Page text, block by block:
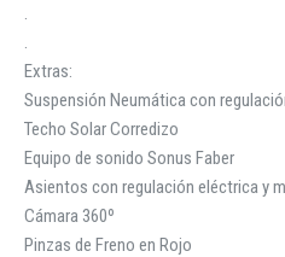
.
.
Extras:
Suspensión Neumática con
Techo Solar Corredizo
Equipo de sonido Sonus Faber
Asientos con regulación eléctrica y
Cámara 360º
Pinzas de Freno en Rojo